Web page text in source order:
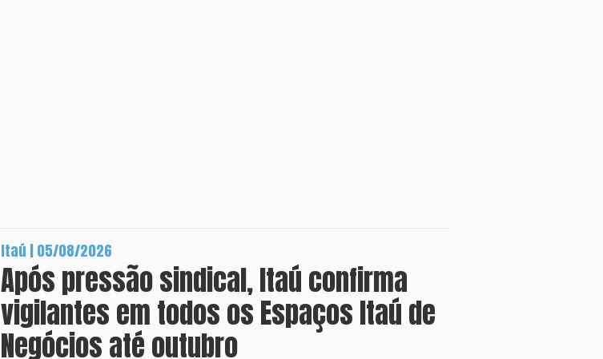
Itaú | 05/08/2026
Após pressão sindical, Itaú confirma
vigilantes em todos os Espaços Itaú de
Negócios até outubro